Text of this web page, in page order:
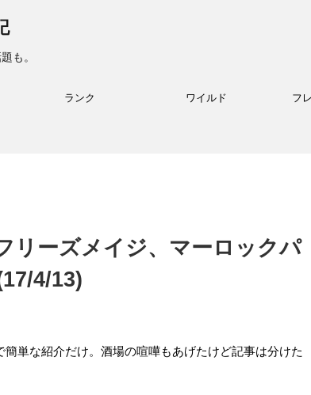
も。
ランク ワイルド フ
リーズメイジ、マーロックパ
4/13)
単な紹介だけ。酒場の喧嘩もあげたけど記事は分けた